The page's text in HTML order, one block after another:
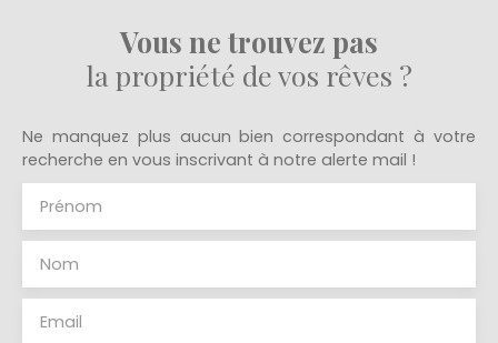
Vous ne trouvez pas
la propriété de vos rêves ?
Ne manquez plus aucun bien correspondant à votre
recherche en vous inscrivant à notre alerte mail !
Prénom
Nom
Email